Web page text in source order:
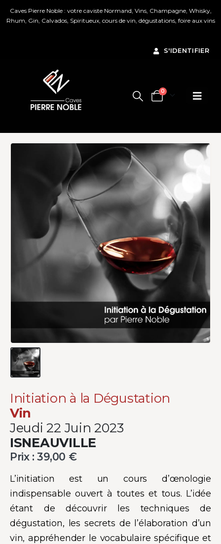
Caves Pierre Noble : votre caviste Normand, Vins, Champagne, Whisky,
Rhum, Gin, Calvados, Spiritueux, cours de vin, dégustations, foire aux vins
S'IDENTIFIER
0
Initiation à la Dégustation
Vin
Jeudi 22 Juin 2023
ISNEAUVILLE
Prix :39,00 €
L’initiation est un cours d’œnologie
indispensable ouvert à toutes et tous. L’idée
étant de découvrir les techniques de
dégustation, les secrets de l’élaboration d’un
vin, appréhender le vocabulaire spécifique et